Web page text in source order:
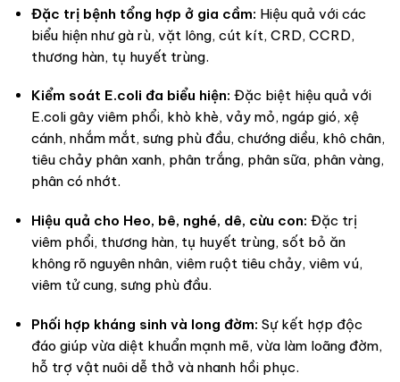
Đặc trị bệnh tổng hợp ở gia cầm: Hiệu quả với các
biểu hiện như gà rù, vặt lông, cút kít, CRD, CCRD,
thương hàn, tụ huyết trùng.
Kiểm soát E.coli đa biểu hiện: Đặc biệt hiệu quả với
E.coli gây viêm phổi, khò khè, vảy mỏ, ngáp gió, xệ
cánh, nhắm mắt, sưng phù đầu, chướng diều, khô chân,
tiêu chảy phân xanh, phân trắng, phân sữa, phân vàng,
phân có nhớt.
Hiệu quả cho Heo, bê, nghé, dê, cừu con: Đặc trị
viêm phổi, thương hàn, tụ huyết trùng, sốt bỏ ăn
không rõ nguyên nhân, viêm ruột tiêu chảy, viêm vú,
viêm tử cung, sưng phù đầu.
Phối hợp kháng sinh và long đờm: Sự kết hợp độc
đáo giúp vừa diệt khuẩn mạnh mẽ, vừa làm loãng đờm,
hỗ trợ vật nuôi dễ thở và nhanh hồi phục.